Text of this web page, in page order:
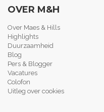
OVER M&H
Over Maes & Hills
Highlights
Duurzaamheid
Blog
Pers & Blogger
Vacatures
Colofon
Uitleg over cookies